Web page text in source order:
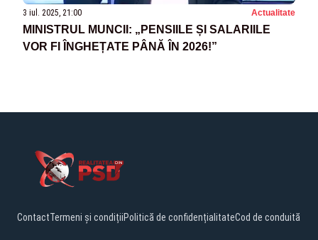
3 iul. 2025, 21:00 Actualitate
MINISTRUL MUNCII: „PENSIILE ȘI SALARIILE
VOR FI ÎNGHEȚATE PÂNĂ ÎN 2026!”
ContactTermeni și condițiiPolitică de confidențialitateCod de conduită